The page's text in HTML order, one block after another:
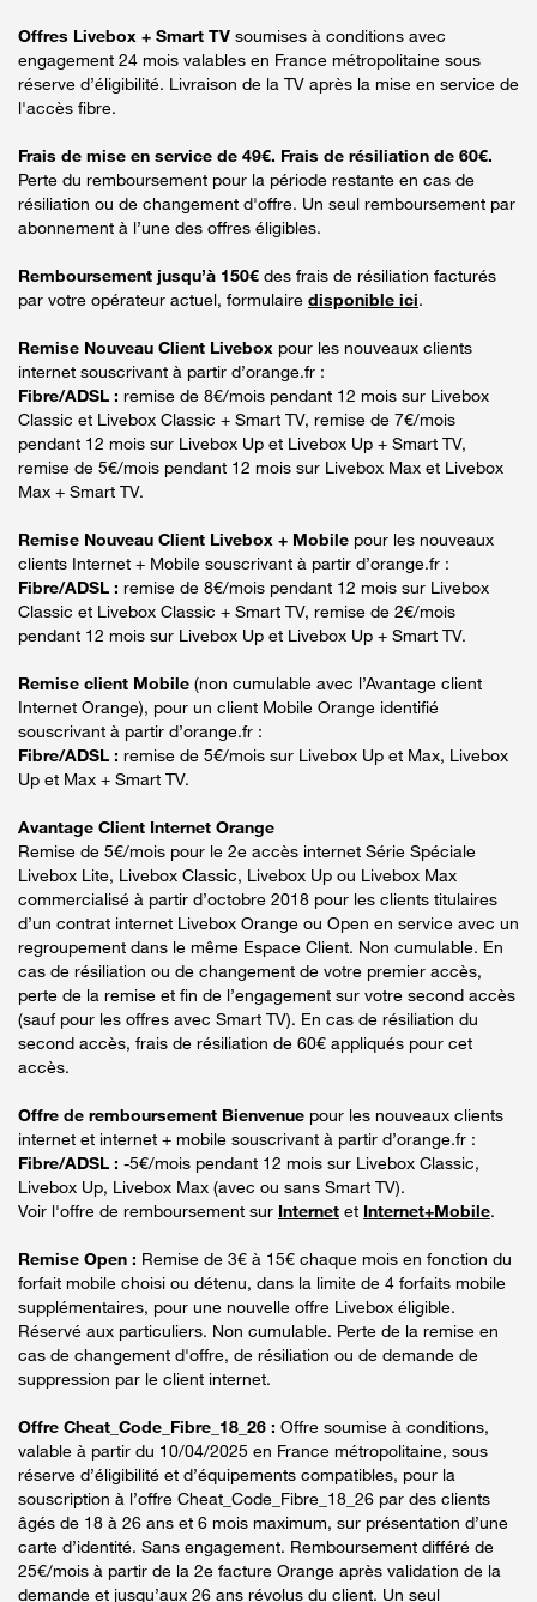
Offres Livebox + Smart TV soumises à conditions avec
engagement 24 mois valables en France métropolitaine sous
réserve d’éligibilité. Livraison de la TV après la mise en service de
l'accès fibre.
Frais de mise en service de 49€. Frais de résiliation de 60€.
Perte du remboursement pour la période restante en cas de
résiliation ou de changement d'offre. Un seul remboursement par
abonnement à l’une des offres éligibles.
Remboursement jusqu’à 150€ des frais de résiliation facturés
par votre opérateur actuel, formulaire disponible ici.
Remise Nouveau Client Livebox pour les nouveaux clients
internet souscrivant à partir d’orange.fr :
Fibre/ADSL : remise de 8€/mois pendant 12 mois sur Livebox
Classic et Livebox Classic + Smart TV, remise de 7€/mois
pendant 12 mois sur Livebox Up et Livebox Up + Smart TV,
remise de 5€/mois pendant 12 mois sur Livebox Max et Livebox
Max + Smart TV.
Remise Nouveau Client Livebox + Mobile pour les nouveaux
clients Internet + Mobile souscrivant à partir d’orange.fr :
Fibre/ADSL : remise de 8€/mois pendant 12 mois sur Livebox
Classic et Livebox Classic + Smart TV, remise de 2€/mois
pendant 12 mois sur Livebox Up et Livebox Up + Smart TV.
Remise client Mobile (non cumulable avec l’Avantage client
Internet Orange), pour un client Mobile Orange identifié
souscrivant à partir d’orange.fr :
Fibre/ADSL : remise de 5€/mois sur Livebox Up et Max, Livebox
Up et Max + Smart TV.
Avantage Client Internet Orange
Remise de 5€/mois pour le 2e accès internet Série Spéciale
Livebox Lite, Livebox Classic, Livebox Up ou Livebox Max
commercialisé à partir d’octobre 2018 pour les clients titulaires
d’un contrat internet Livebox Orange ou Open en service avec un
regroupement dans le même Espace Client. Non cumulable. En
cas de résiliation ou de changement de votre premier accès,
perte de la remise et fin de l’engagement sur votre second accès
(sauf pour les offres avec Smart TV). En cas de résiliation du
second accès, frais de résiliation de 60€ appliqués pour cet
accès.
Offre de remboursement Bienvenue pour les nouveaux clients
internet et internet + mobile souscrivant à partir d’orange.fr :
Fibre/ADSL : -5€/mois pendant 12 mois sur Livebox Classic,
Livebox Up, Livebox Max (avec ou sans Smart TV).
Voir l'offre de remboursement sur Internet et Internet+Mobile.
Remise Open : Remise de 3€ à 15€ chaque mois en fonction du
forfait mobile choisi ou détenu, dans la limite de 4 forfaits mobile
supplémentaires, pour une nouvelle offre Livebox éligible.
Réservé aux particuliers. Non cumulable. Perte de la remise en
cas de changement d'offre, de résiliation ou de demande de
suppression par le client internet.
Offre Cheat_Code_Fibre_18_26 : Offre soumise à conditions,
valable à partir du 10/04/2025 en France métropolitaine, sous
réserve d’éligibilité et d’équipements compatibles, pour la
souscription à l’offre Cheat_Code_Fibre_18_26 par des clients
âgés de 18 à 26 ans et 6 mois maximum, sur présentation d’une
carte d’identité. Sans engagement. Remboursement différé de
25€/mois à partir de la 2e facture Orange après validation de la
demande et jusqu’aux 26 ans révolus du client. Un seul